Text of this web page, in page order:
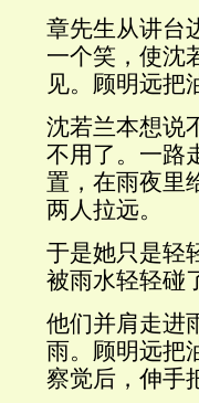
章先生从讲台
一个笑，使沈
见。顾明远把
沈若兰本想说
不用了。一路
置，在雨夜里
两人拉远。
于是她只是轻
被雨水轻轻碰
他们并肩走进
雨。顾明远把
察觉后，伸手